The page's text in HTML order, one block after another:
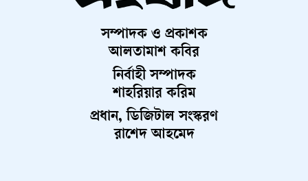
সম্পাদক ও প্রকাশক
আলতামাশ কবির
নির্বাহী সম্পাদক
শাহরিয়ার করিম
প্রধান, ডিজিটাল সংস্করণ
রাশেদ আহমেদ